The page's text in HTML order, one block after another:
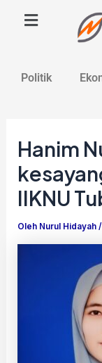
Politik
Hanim
IIKNU
Oleh Nurul Hidayah/
navigation